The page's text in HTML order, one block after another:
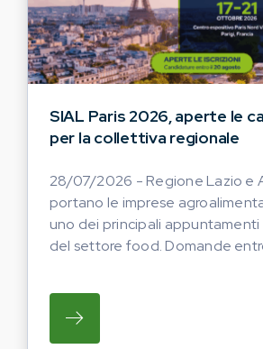
SIAL Paris 2026, aperte le
per la collettiva regionale
28/07/2026 - Regione Lazio e
portano le imprese
uno dei principali
del settore food. Domande
SU REGIONE LAZIO E